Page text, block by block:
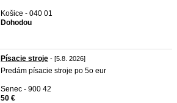
Košice - 040 01
Dohodou
Písacie stroje - [5.8. 2026]
Predám písacie stroje po 5o eur
Senec - 900 42
50 €